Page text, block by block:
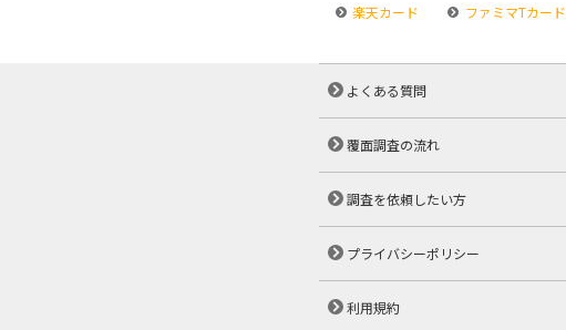
楽天カード
ファミマTカード
よくある質問
覆面調査の流れ
調査を依頼したい方
プライバシーポリシー
利用規約